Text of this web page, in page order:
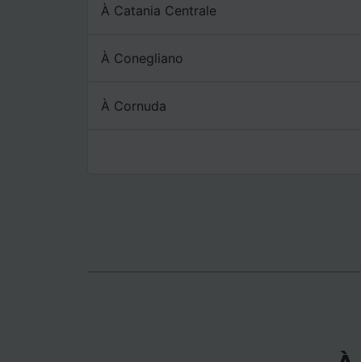
À Catania Centrale
À Conegliano
À Cornuda